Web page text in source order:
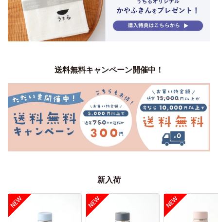
送料無料キャンペーン開催中！
新入荷